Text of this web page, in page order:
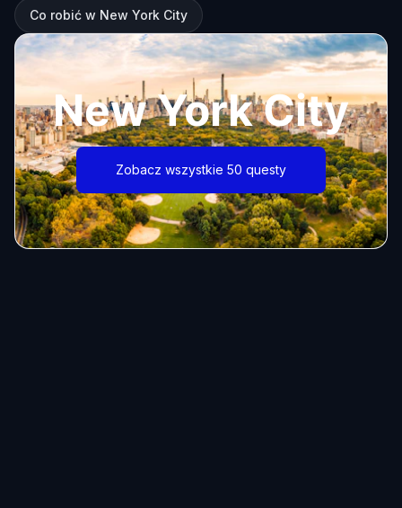
Co robić w New York City
New York City
Zobacz wszystkie 50 questy